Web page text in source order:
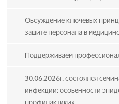
Обсуждение ключевых
защите персонала в
Поддерживаем
30.06.2026г. состоялся
инфекции: особенности